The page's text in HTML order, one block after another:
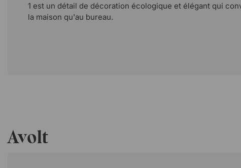
1 est un détail de décoration écologique et élégant qui
la maison qu'au bureau.
Avolt